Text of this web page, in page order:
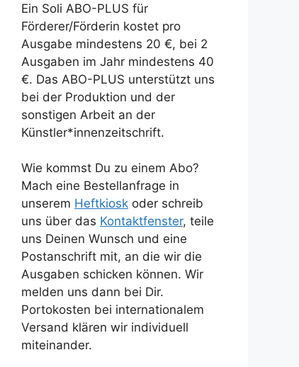
Ein Soli ABO-PLUS für
Förderer/Förderin kostet pro
Ausgabe mindestens 20 €, bei 2
Ausgaben im Jahr mindestens 40
€. Das ABO-PLUS unterstützt uns
bei der Produktion und der
sonstigen Arbeit an der
Künstler*innenzeitschrift.
Wie kommst Du zu einem Abo?
Mach eine Bestellanfrage in
unserem Heftkiosk oder schreib
uns über das Kontaktfenster, teile
uns Deinen Wunsch und eine
Postanschrift mit, an die wir die
Ausgaben schicken können. Wir
melden uns dann bei Dir.
Portokosten bei internationalem
Versand klären wir individuell
miteinander.